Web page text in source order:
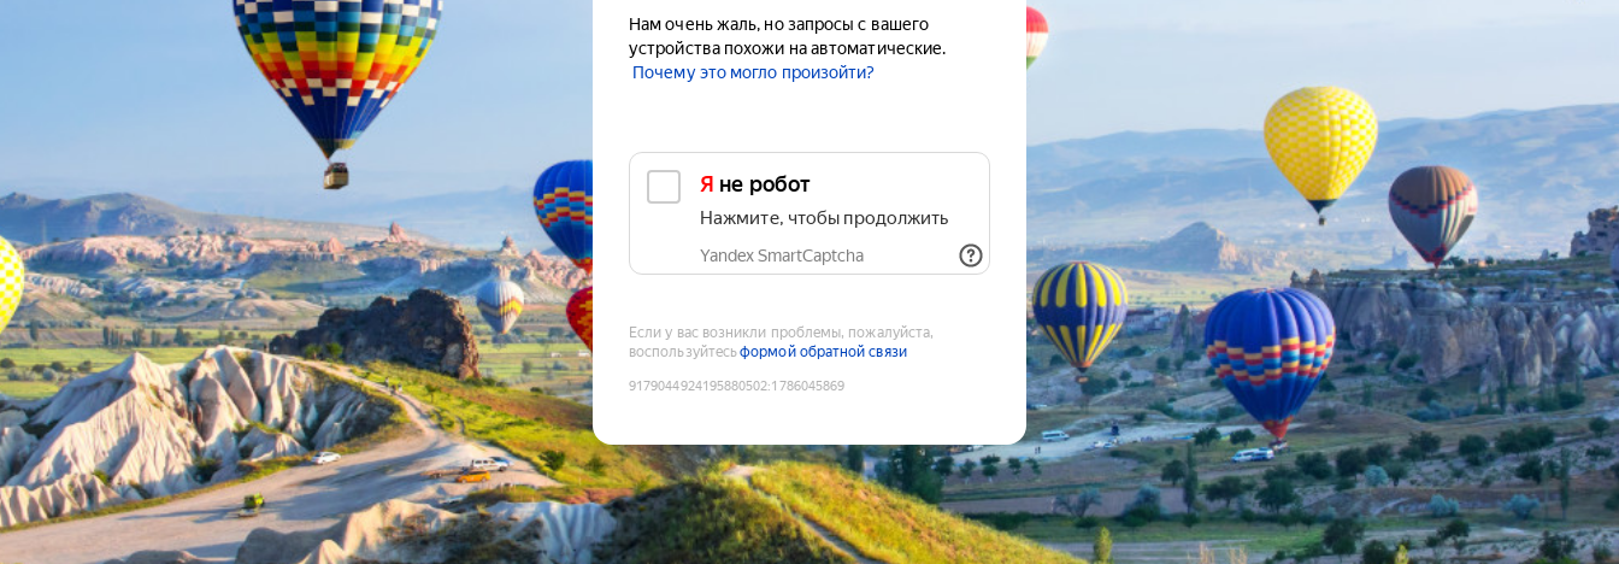
Нам очень жаль, но запросы с вашего
устройства похожи на автоматические.
Почему это могло произойти?
Я не робот
Нажмите, чтобы продолжить
Yandex SmartCaptcha
Если у вас возникли проблемы, пожалуйста,
воспользуйтесьформой обратной связи
9179044924195880502:1786045869